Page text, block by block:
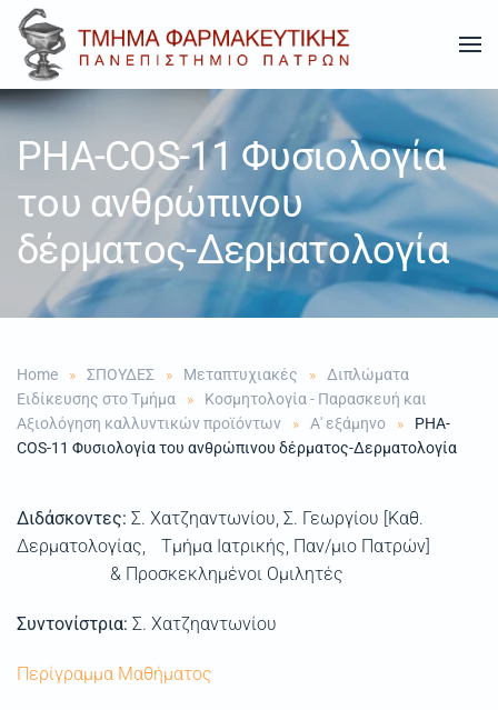
Skip to main content
PHA-COS-11 Φυσιολογία
του ανθρώπινου
δέρματος-Δερματολογία
Home ΣΠΟΥΔΕΣ Μεταπτυχιακές
Διπλώματα
Ειδίκευσης στο Τμήμα
Κοσμητολογία - Παρασκευή και
Αξιολόγηση καλλυντικών προϊόντων
Α' εξάμηνο
PHA-
COS-11 Φυσιολογία του ανθρώπινου δέρματος-Δερματολογία
Διδάσκοντες: Σ. Χατζηαντωνίου, Σ. Γεωργίου [Καθ.
Δερματολογίας, Τμήμα Ιατρικής, Παν/μιο Πατρών]
& Προσκεκλημένοι Ομιλητές
Συντονίστρια: Σ. Χατζηαντωνίου
Περίγραμμα Μαθήματος